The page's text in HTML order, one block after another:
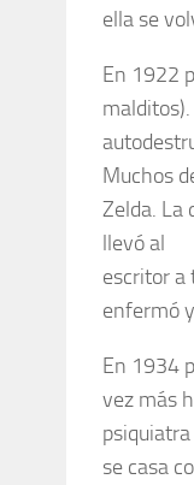
ella se
En 1922
Muchos
Zelda. La
llevó al
escritor a
enfermó
En 1934
vez más
se casa